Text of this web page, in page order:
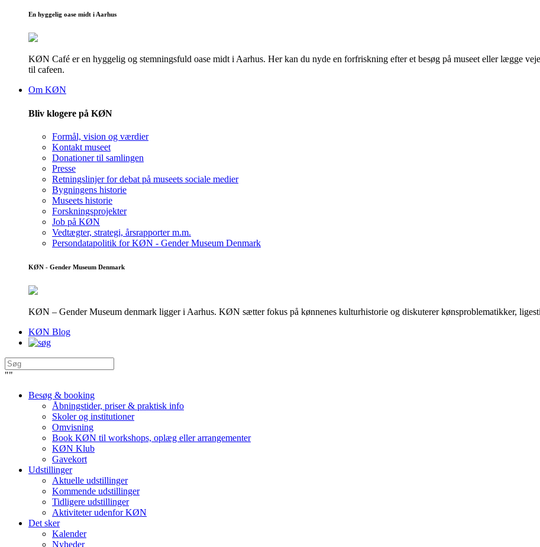
En hyggelig oase midt i Aarhus
KØN Café er en hyggelig og stemningsfuld oase midt i Aarhus. Her kan du nyde en forfriskning efter et besøg på museet eller lægge
til cafeen.
Om KØN
Bliv klogere på KØN
Formål, vision og værdier
Kontakt museet
Donationer til samlingen
Presse
Retningslinjer for debat på museets sociale medier
Bygningens historie
Museets historie
Forskningsprojekter
Job på KØN
Vedtægter, strategi, årsrapporter m.m.
Persondatapolitik for KØN - Gender Museum Denmark
KØN - Gender Museum Denmark
KØN – Gender Museum denmark ligger i Aarhus. KØN sætter fokus på kønnenes kulturhistorie og diskuterer kønsproblematikker,
KØN Blog
""
Besøg & booking
Åbningstider, priser & praktisk info
Skoler og institutioner
Omvisning
Book KØN til workshops, oplæg eller arrangementer
KØN Klub
Gavekort
Udstillinger
Aktuelle udstillinger
Kommende udstillinger
Tidligere udstillinger
Aktiviteter udenfor KØN
Det sker
Kalender
Nyheder